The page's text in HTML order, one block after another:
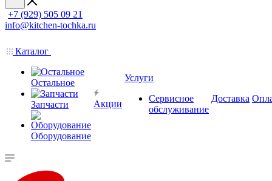
+7 (929) 505 09 21
info@kitchen-tochka.ru
Каталог
Остальное
Запчасти
Оборудование
Акции
Услуги
Сервисное
обслуживание
Доставка